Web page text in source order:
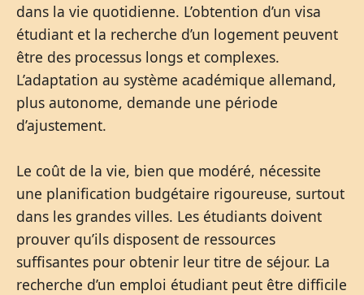
dans la vie quotidienne. L’obtention d’un visa
étudiant et la recherche d’un logement peuvent
être des processus longs et complexes.
L’adaptation au système académique allemand,
plus autonome, demande une période
d’ajustement.
Le coût de la vie, bien que modéré, nécessite
une planification budgétaire rigoureuse, surtout
dans les grandes villes. Les étudiants doivent
prouver qu’ils disposent de ressources
suffisantes pour obtenir leur titre de séjour. La
recherche d’un emploi étudiant peut être difficile